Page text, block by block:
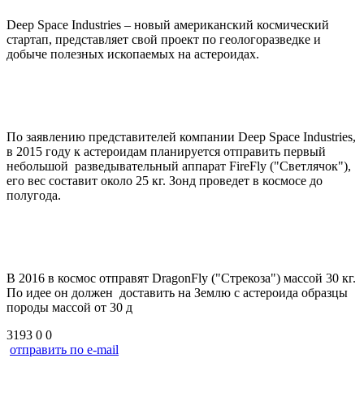
Deep Space Industries – новый американский космический
стартап, представляет свой проект по геологоразведке и
добыче полезных ископаемых на астероидах.
По заявлению представителей компании Deep Space Industries,
в 2015 году к астероидам планируется отправить первый
небольшой разведывательный аппарат FireFly ("Светлячок"),
его вес составит около 25 кг. Зонд проведет в космосе до
полугода.
В 2016 в космос отправят DragonFly ("Стрекоза") массой 30 кг.
По идее он должен доставить на Землю с астероида образцы
породы массой от 30 д
3193 0 0
отправить по e-mail